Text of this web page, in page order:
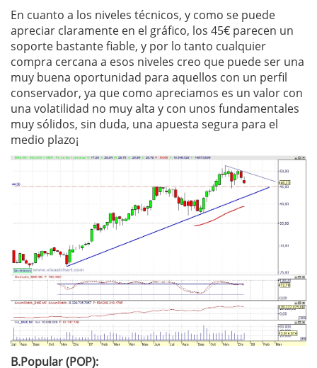
En cuanto a los niveles técnicos, y como se puede
apreciar claramente en el gráfico, los 45€ parecen un
soporte bastante fiable, y por lo tanto cualquier
compra cercana a esos niveles creo que puede ser una
muy buena oportunidad para aquellos con un perfil
conservador, ya que como apreciamos es un valor con
una volatilidad no muy alta y con unos fundamentales
muy sólidos, sin duda, una apuesta segura para el
medio plazo¡
B.Popular (POP):